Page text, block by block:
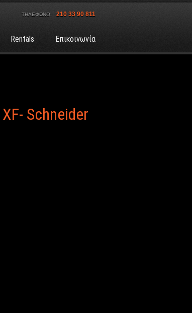
ΤΗΛΕΦΩΝΟ: 210 33 90 811
Rentals Επικοινωνία
Schneider